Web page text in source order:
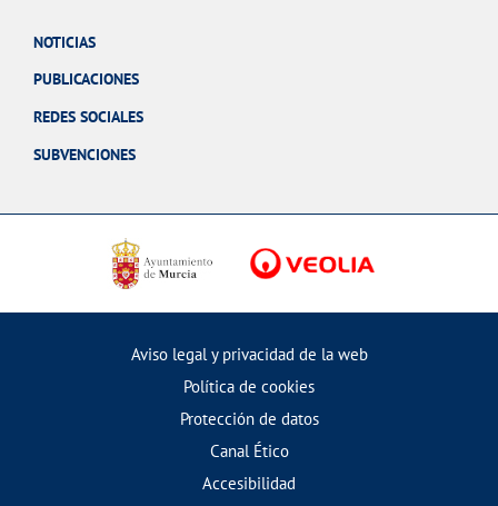
NOTICIAS
PUBLICACIONES
REDES SOCIALES
SUBVENCIONES
Aviso legal y privacidad de la web
Política de cookies
Protección de datos
Canal Ético
Accesibilidad